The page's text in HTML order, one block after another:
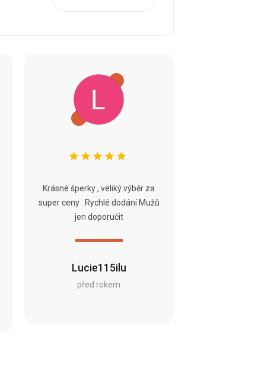
Lucie115ilu
před rokem
Krásné šperky , veliký výběr za
super ceny . Rychlé dodání Mužů
jen doporučit